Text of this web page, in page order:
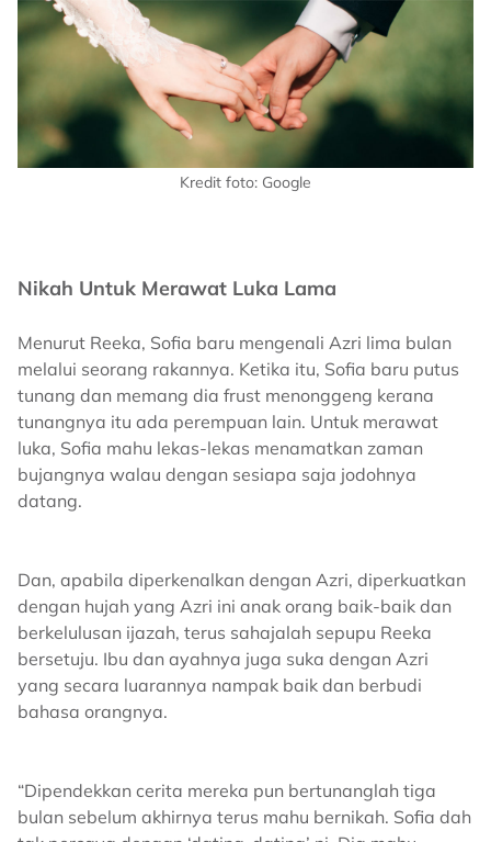
Kredit foto: Google
Nikah Untuk Merawat Luka Lama
Menurut Reeka, Sofia baru mengenali Azri lima bulan
melalui seorang rakannya. Ketika itu, Sofia baru putus
tunang dan memang dia frust menonggeng kerana
tunangnya itu ada perempuan lain. Untuk merawat
luka, Sofia mahu lekas-lekas menamatkan zaman
bujangnya walau dengan sesiapa saja jodohnya
datang.
Dan, apabila diperkenalkan dengan Azri, diperkuatkan
dengan hujah yang Azri ini anak orang baik-baik dan
berkelulusan ijazah, terus sahajalah sepupu Reeka
bersetuju. Ibu dan ayahnya juga suka dengan Azri
yang secara luarannya nampak baik dan berbudi
bahasa orangnya.
“Dipendekkan cerita mereka pun bertunanglah tiga
bulan sebelum akhirnya terus mahu bernikah. Sofia dah